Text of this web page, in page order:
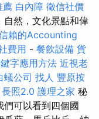
薦 白內障 徵信社價
自然，文化景點和偉
賴的Accounting
費用 - 餐飲設備 貨
字應用方法 近視老
蟻公司 找人 豐原按
長照2.0 護理之家 秘
們可以看到四個國